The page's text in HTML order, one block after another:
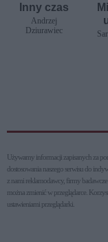
Inny czas
Andrzej
Dziurawiec
Używamy informacji zapisanych za
dostosowania naszego serwisu do
z nami reklamodawcy, firmy
można zmienić w przeglądarce.
ustawieniami przeglądarki.